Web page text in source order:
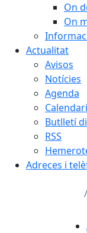
On
On
Actualitat
Avisos
Notícies
Agenda
Butlletí
RSS
Adreces i